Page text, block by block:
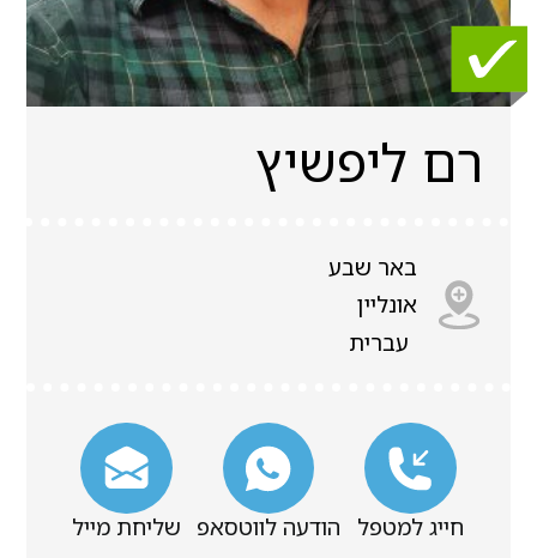
רם ליפשיץ
באר שבע
אונליין
עברית
חייג למטפל הודעה לווטסאפ שליחת מייל